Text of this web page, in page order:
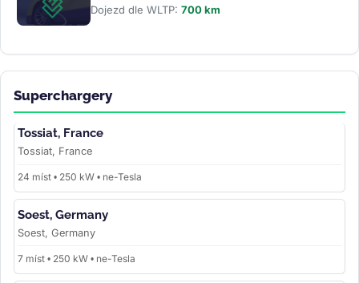
Dojezd dle WLTP: 700 km
Superchargery
Tossiat, France
Tossiat, France
24 míst • 250 kW • ne-Tesla
Soest, Germany
Soest, Germany
7 míst • 250 kW • ne-Tesla